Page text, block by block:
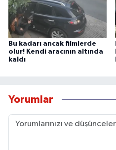
Bu kadarı ancak filmlerde
olur! Kendi aracının altında
kaldı
Yorumlar